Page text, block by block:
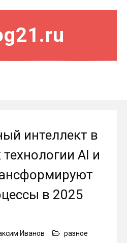
интеллект в
технологии AI и
в 2025
Иванов разное